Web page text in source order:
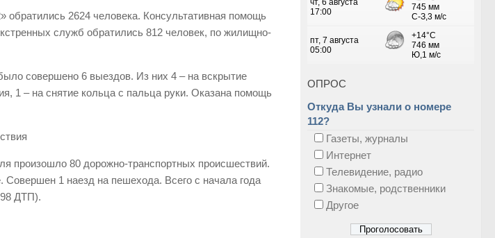
обратились 2624 человека. Консультативная помощь
служб обратились 812 человек, по жилищно-
совершено 6 выездов. Из них 4 – на вскрытие
1 – на снятие кольца с пальца руки. Оказана помощь
произошло 80 дорожно-транспортных происшествий.
1 наезд на пешехода. Всего с начала года
ДТП).
ОПРОС
Откуда Вы узнали о номере
112?
Газеты, журналы
Интернет
Телевидение, радио
Знакомые, родственники
Другое